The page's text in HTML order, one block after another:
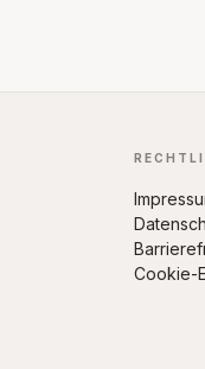
Cookie-